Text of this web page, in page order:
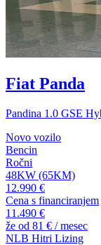
Fiat Panda
Pandina 1.0 GSE
Novo vozilo
Bencin
Ročni
48KW (65KM)
12.990 €
Cena s financiranjem
11.490 €
že od 81 € / mesec
NLB Hitri Lizing